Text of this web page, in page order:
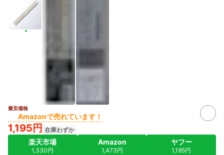
最安価格
Amazonで売れています！
1,195円 在庫わずか
楽天市場
1,330円
Amazon
1,473円
ヤフー
1,195円